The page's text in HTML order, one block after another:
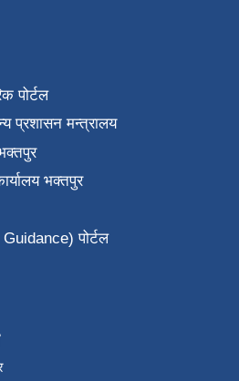
पोर्टल
प्रशासन मन्त्रालय
भक्तपुर
Guidance) पोर्टल